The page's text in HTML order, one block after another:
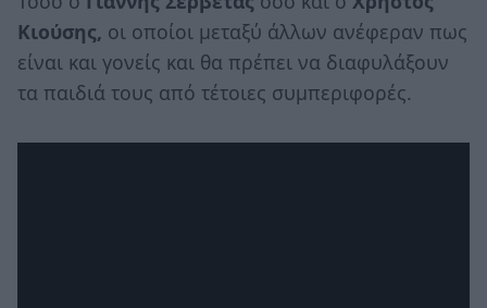
Κιούσης, οι οποίοι μεταξύ άλλων ανέφεραν πως
είναι και γονείς και θα πρέπει να διαφυλάξουν
τα παιδιά τους από τέτοιες συμπεριφορές.